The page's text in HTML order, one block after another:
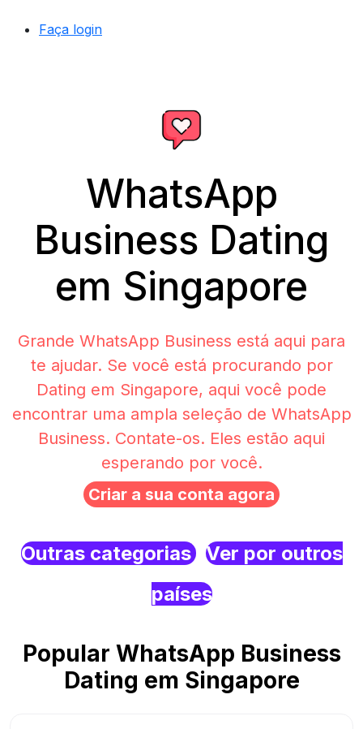
Faça login
WhatsApp
Business Dating
em Singapore
Grande WhatsApp Business está aqui para
te ajudar. Se você está procurando por
Dating em Singapore, aqui você pode
encontrar uma ampla seleção de WhatsApp
Business. Contate-os. Eles estão aqui
esperando por você.
Criar a sua conta agora
Outras categorias Ver por outros
países
Popular WhatsApp Business
Dating em Singapore